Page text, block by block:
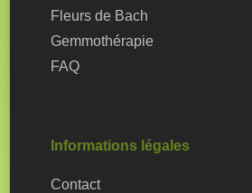
Fleurs de Bach
Gemmothérapie
FAQ
Informations légales
Contact